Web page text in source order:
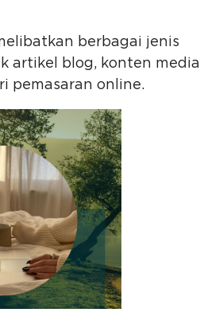
berbagai jenis
artikel blog, konten media
pemasaran online.